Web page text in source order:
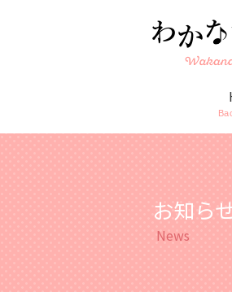
お知ら
News